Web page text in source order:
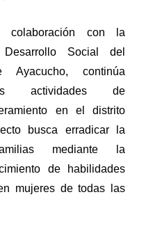
colaboración con la
Social del
Ayacucho, continúa
actividades de
en el distrito
busca erradicar la
mediante la
de habilidades
mujeres de todas las